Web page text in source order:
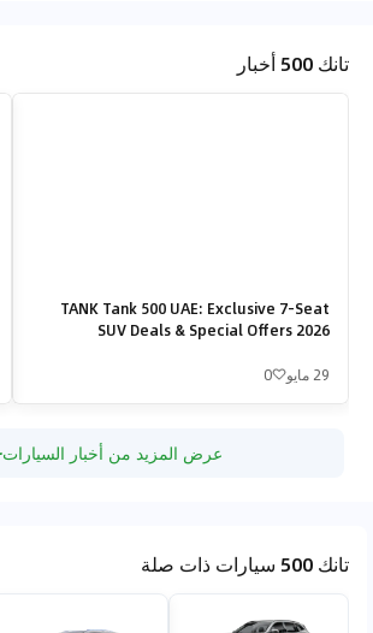
تانك 500 أخبار
TANK Tank 500 UAE: Exclusive 7-Seat
SUV Deals & Special Offers 2026
29 مايو 0
عرض المزيد من أخبار السيارات
تانك 500 سيارات ذات صلة